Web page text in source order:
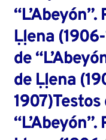
Ḷḷena
de
de Ḷḷena
1907)Testos